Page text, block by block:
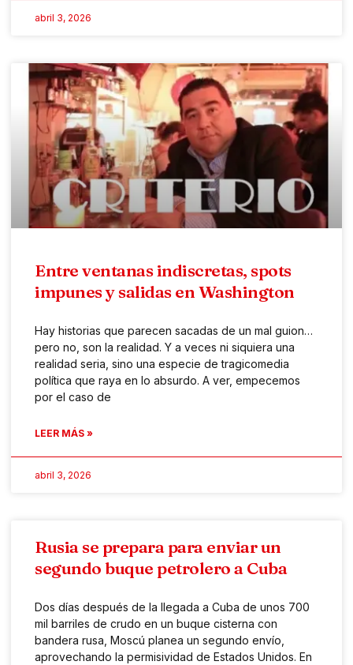
abril 3, 2026
Entre ventanas indiscretas, spots
impunes y salidas en Washington
Hay historias que parecen sacadas de un mal guion…
pero no, son la realidad. Y a veces ni siquiera una
realidad seria, sino una especie de tragicomedia
política que raya en lo absurdo. A ver, empecemos
por el caso de
LEER MÁS »
abril 3, 2026
Rusia se prepara para enviar un
segundo buque petrolero a Cuba
Dos días después de la llegada a Cuba de unos 700
mil barriles de crudo en un buque cisterna con
bandera rusa, Moscú planea un segundo envío,
aprovechando la permisividad de Estados Unidos. En